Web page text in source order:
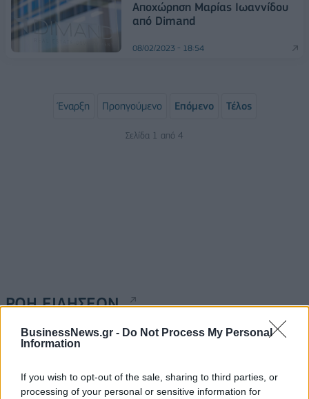
BusinessNews.gr - Do Not Process My Personal
Information
If you wish to opt-out of the sale, sharing to third parties, or
processing of your personal or sensitive information for
Αποχώρηση Μαρίας Ιωαννίδου
από Dimand
08/02/2023 - 18:54
Έναρξη Προηγούμενο Επόμενο Τέλος
Σελίδα 1 από 4
ΡΟΗ ΕΙΔΗΣΕΩΝ
Π. Μαρινάκης: «Το δημογραφικό δεν μπορεί να
09/08/2026 - 14:34 ΠΟΛΙΤΙΚΗ